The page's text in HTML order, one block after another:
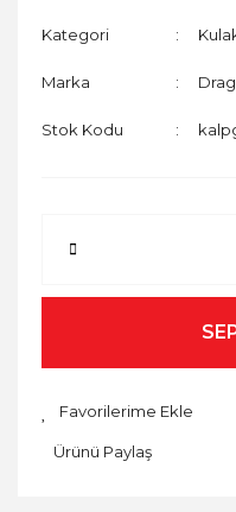
Kategori
Marka
Stok Kodu
Ürünü Paylaş